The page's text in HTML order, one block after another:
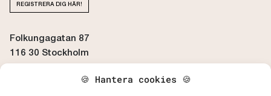
🍪 Hantera cookies 🍪
REGISTRERA DIG HÄR!
Folkungagatan 87
116 30 Stockholm